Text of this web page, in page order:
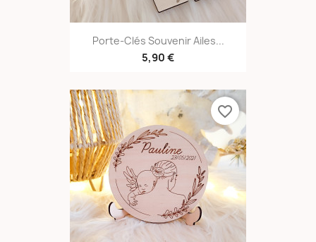
Porte-Clés Souvenir Ailes...
5,90 €
favorite_border